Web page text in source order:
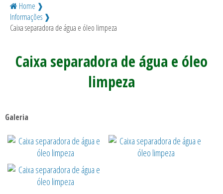
Home ❱
Informações ❱
Caixa separadora de água e óleo limpeza
Caixa separadora de água e óleo
limpeza
Galeria